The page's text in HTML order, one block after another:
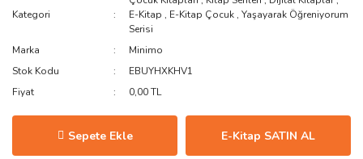
Kategori
E-Kitap , E-Kitap Çocuk ,Yaşayarak Öğreniyorum
Serisi
Marka
Minimo
Stok Kodu
EBUYHXKHV1
Fiyat
0,00 TL
Sepete Ekle E-Kitap SATIN AL